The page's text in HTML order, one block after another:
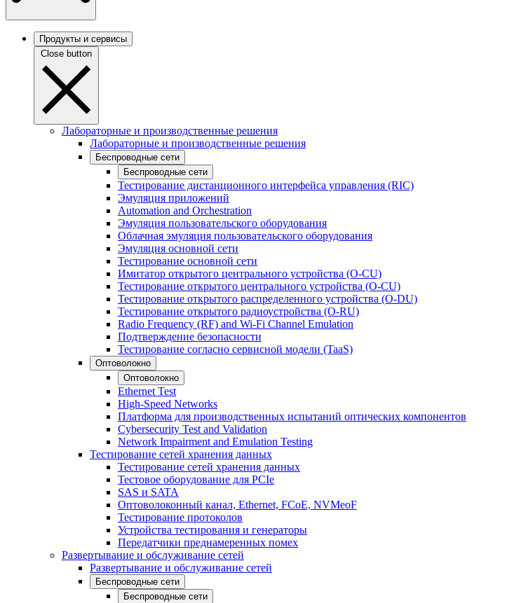
Продукты и сервисы
Close button
Лабораторные и производственные решения
Лабораторные и производственные решения
Беспроводные сети
Беспроводные сети
Тестирование дистанционного интерфейса управления (RIC)
Эмуляция приложений
Automation and Orchestration
Эмуляция пользовательского оборудования
Облачная эмуляция пользовательского оборудования
Эмуляция основной сети
Тестирование основной сети
Имитатор открытого центрального устройства (O-CU)
Тестирование открытого центрального устройства (O-CU)
Тестирование открытого распределенного устройства (O-DU)
Тестирование открытого радиоустройства (O-RU)
Radio Frequency (RF) and Wi-Fi Channel Emulation
Подтверждение безопасности
Тестирование согласно сервисной модели (TaaS)
Оптоволокно
Оптоволокно
Ethernet Test
High-Speed Networks
Платформа для производственных испытаний оптических компонентов
Cybersecurity Test and Validation
Network Impairment and Emulation Testing
Тестирование сетей хранения данных
Тестирование сетей хранения данных
Тестовое оборудование для PCIe
SAS и SATA
Оптоволоконный канал, Ethernet, FCoE, NVMeoF
Тестирование протоколов
Устройства тестирования и генераторы
Передатчики преднамеренных помех
Развертывание и обслуживание сетей
Развертывание и обслуживание сетей
Беспроводные сети
Беспроводные сети